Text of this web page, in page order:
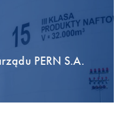
PERN S.A.